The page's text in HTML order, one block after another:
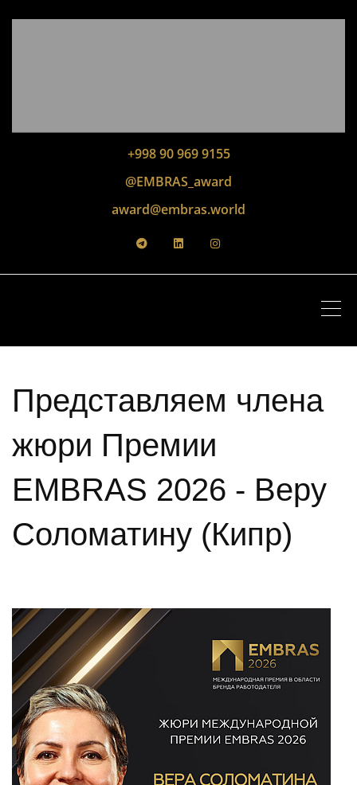
+998 90 969 9155
@EMBRAS_award
award@embras.world
Представляем члена
жюри Премии
EMBRAS 2026 - Веру
Соломатину (Кипр)